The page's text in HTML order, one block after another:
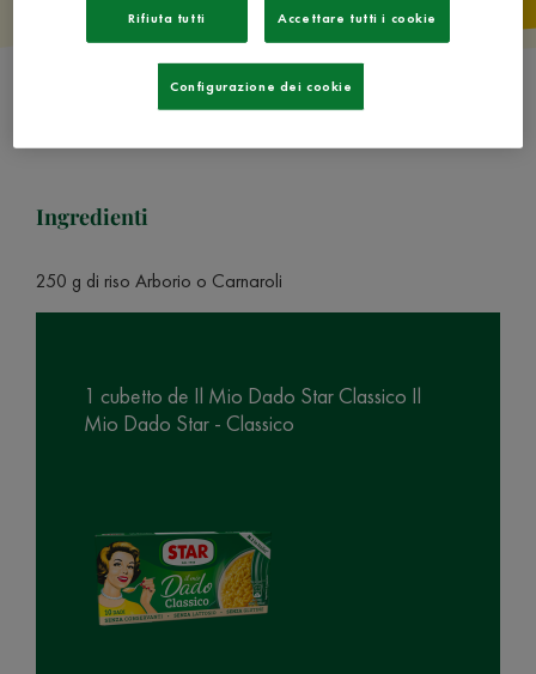
Ingredienti
250 g di riso Arborio o Carnaroli
1 cubetto de Il Mio Dado Star Classico Il
Mio Dado Star - Classico
Rifiuta tutti Accettare tutti i cookie
Configurazione dei cookie